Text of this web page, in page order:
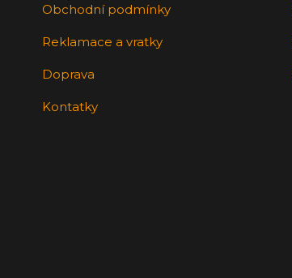
Obchodní podmínky
Reklamace a vratky
Doprava
Kontatky